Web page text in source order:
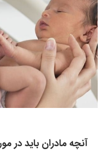
آنچه مادران باید در